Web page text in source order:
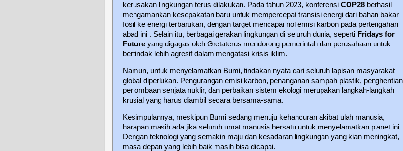
kerusakan lingkungan terus dilakukan. Pada tahun 2023, konferensi COP28 berhasil
mengamankan kesepakatan baru untuk mempercepat transisi energi dari bahan bakar
fosil ke energi terbarukan, dengan target mencapai nol emisi karbon pada pertengahan
abad ini . Selain itu, berbagai gerakan lingkungan di seluruh dunia, seperti Fridays for
Future yang digagas oleh Gretaterus mendorong pemerintah dan perusahaan untuk
bertindak lebih agresif dalam mengatasi krisis iklim.
Namun, untuk menyelamatkan Bumi, tindakan nyata dari seluruh lapisan masyarakat
global diperlukan. Pengurangan emisi karbon, penanganan sampah plastik, penghentian
perlombaan senjata nuklir, dan perbaikan sistem ekologi merupakan langkah-langkah
krusial yang harus diambil secara bersama-sama.
Kesimpulannya, meskipun Bumi sedang menuju kehancuran akibat ulah manusia,
harapan masih ada jika seluruh umat manusia bersatu untuk menyelamatkan planet ini.
Dengan teknologi yang semakin maju dan kesadaran lingkungan yang kian meningkat,
masa depan yang lebih baik masih bisa dicapai.